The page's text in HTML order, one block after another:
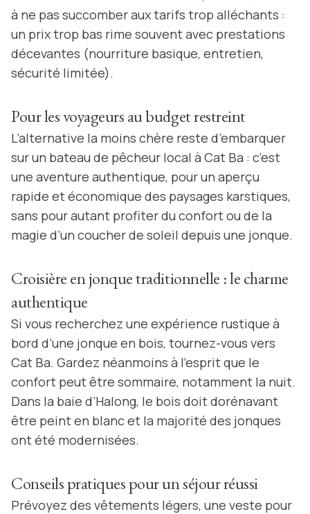
à ne pas succomber aux tarifs trop alléchants :
un prix trop bas rime souvent avec prestations
décevantes (nourriture basique, entretien,
sécurité limitée).
Pour les voyageurs au budget restreint
L’alternative la moins chère reste d’embarquer
sur un bateau de pêcheur local à Cat Ba : c’est
une aventure authentique, pour un aperçu
rapide et économique des paysages karstiques,
sans pour autant profiter du confort ou de la
magie d’un coucher de soleil depuis une jonque.
Croisière en jonque traditionnelle : le charme
authentique
Si vous recherchez une expérience rustique à
bord d’une jonque en bois, tournez-vous vers
Cat Ba. Gardez néanmoins à l’esprit que le
confort peut être sommaire, notamment la nuit.
Dans la baie d’Halong, le bois doit dorénavant
être peint en blanc et la majorité des jonques
ont été modernisées.
Conseils pratiques pour un séjour réussi
Prévoyez des vêtements légers, une veste pour